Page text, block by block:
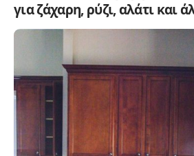
για ζάχαρη, ρύζι, αλάτι και